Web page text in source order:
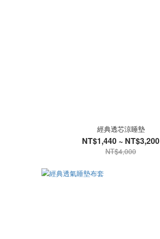
經典透芯涼睡墊
NT$1,440 ~ NT$3,200
NT$4,000